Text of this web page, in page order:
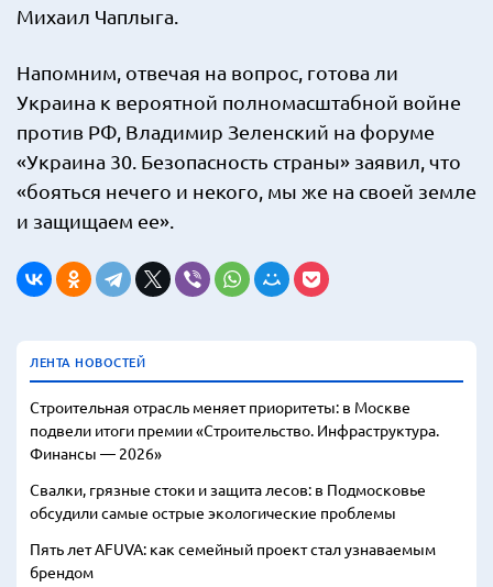
Михаил Чаплыга.
Напомним, отвечая на вопрос, готова ли
Украина к вероятной полномасштабной войне
против РФ, Владимир Зеленский на форуме
«Украина 30. Безопасность страны» заявил, что
«бояться нечего и некого, мы же на своей земле
и защищаем ее».
ЛЕНТА НОВОСТЕЙ
Строительная отрасль меняет приоритеты: в Москве
подвели итоги премии «Строительство. Инфраструктура.
Финансы — 2026»
Свалки, грязные стоки и защита лесов: в Подмосковье
обсудили самые острые экологические проблемы
Пять лет AFUVA: как семейный проект стал узнаваемым
брендом